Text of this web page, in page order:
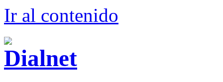
Ir al contenido